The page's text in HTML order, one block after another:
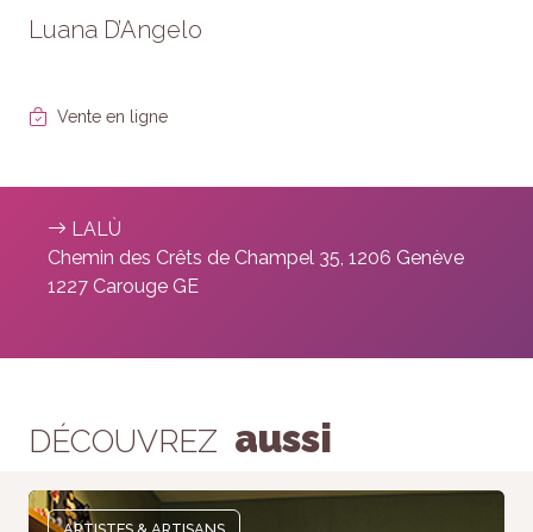
Luana D’Angelo
Vente en ligne
LALÙ
Chemin des Crêts de Champel 35, 1206 Genève
1227 Carouge GE
DÉCOUVREZ aussi